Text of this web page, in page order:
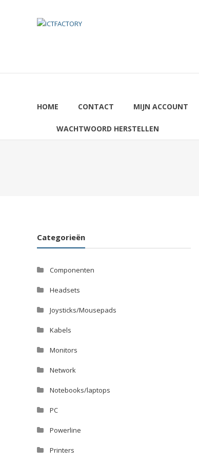
ICTFACTORY
HOME CONTACT MIJN ACCOUNT
WACHTWOORD HERSTELLEN
Categorieën
Componenten
Headsets
Joysticks/Mousepads
Kabels
Monitors
Network
Notebooks/laptops
PC
Powerline
Printers